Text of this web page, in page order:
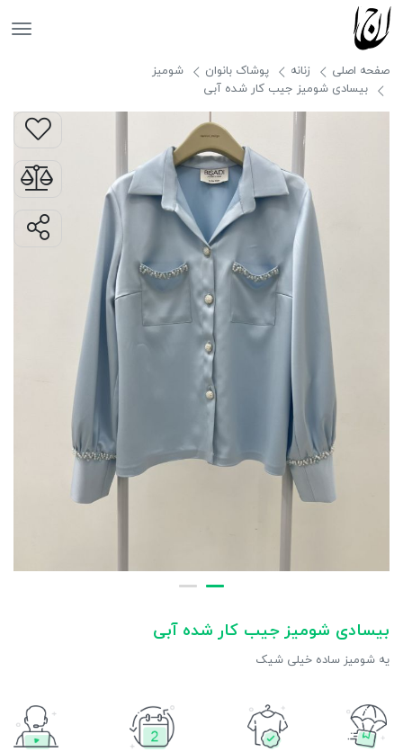
صفحه اصلی زنانه پوشاک بانوان
شومیز
بیسادی شومیز جیب کار شده آبی
بیسادی شومیز جیب کار شده آبی
یه شومیز ساده خیلی شیک